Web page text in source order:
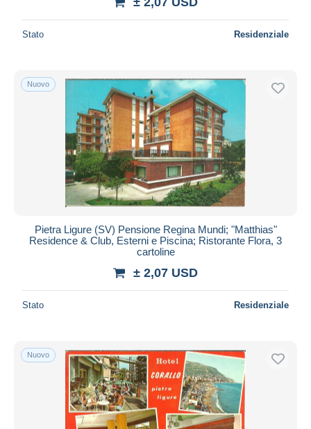
Stato Residenziale
Nuovo
Pietra Ligure (SV) Pensione Regina Mundi; "Matthias"
Residence & Club, Esterni e Piscina; Ristorante Flora, 3
cartoline
± 2,07 USD
Stato Residenziale
Nuovo